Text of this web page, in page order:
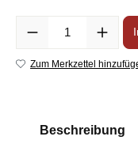
Zum Merkzettel
Beschreibung